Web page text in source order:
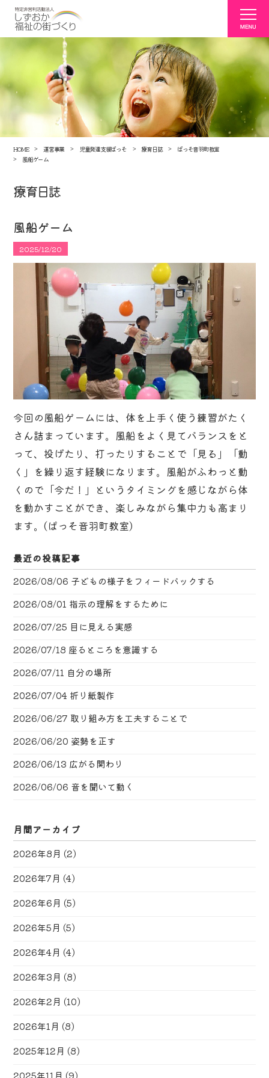
HOME 運営事業 児童発達支援ぱっそ 療育日誌
ぱっそ音羽町教室
風船ゲーム
療育日誌
風船ゲーム
2025/12/20
今回の風船ゲームには、体を上手く使う練習がたく
さん詰まっています。風船をよく見てバランスをと
って、投げたり、打ったりすることで「見る」「動
く」を繰り返す経験になります。風船がふわっと動
くので「今だ！」というタイミングを感じながら体
を動かすことができ、楽しみながら集中力も高まり
ます。(ぱっそ音羽町教室)
最近の投稿記事
2026/08/06 子どもの様子をフィードバックする
2026/08/01 指示の理解をするために
2026/07/25 目に見える実感
2026/07/18 座るところを意識する
2026/07/11 自分の場所
2026/07/04 折り紙製作
2026/06/27 取り組み方を工夫することで
2026/06/20 姿勢を正す
2026/06/13 広がる関わり
2026/06/06 音を聞いて動く
月間アーカイブ
2026年8月 (2)
2026年7月 (4)
2026年6月 (5)
2026年5月 (5)
2026年4月 (4)
2026年3月 (8)
2026年2月 (10)
2026年1月 (8)
2025年12月 (8)
2025年11月 (9)